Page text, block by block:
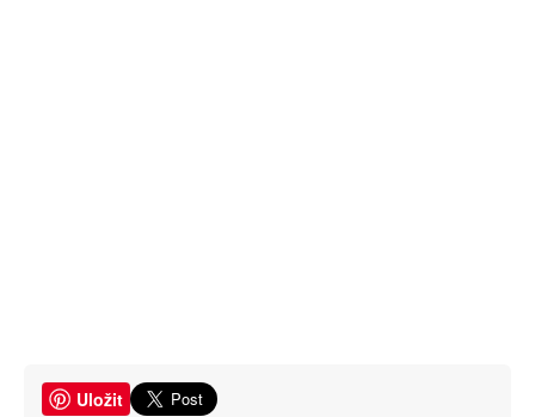
Uložit